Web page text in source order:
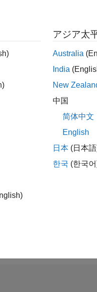
学、ダイナミクス、ジ
学、ダイナミクス、運動
フィギュレーションを生
Moment
ル化して比較する。
アジア太
Australia
India
New
中国
简体中文
English
日本 (日本
한국 (한국